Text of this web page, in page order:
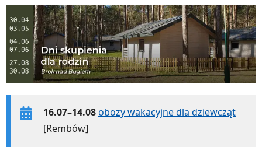
16.07–14.08obozy wakacyjne dla dziewcząt
[Rembów]